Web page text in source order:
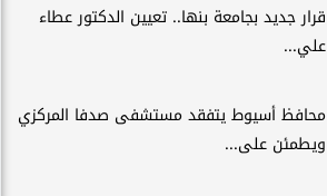
قرار جديد بجامعة بنها.. تعيين الدكتور عطاء
علي...
محافظ أسيوط يتفقد مستشفى صدفا المركزي
ويطمئن على...